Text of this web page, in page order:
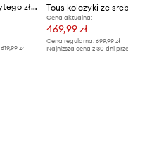
Tous kolczyki ze srebra pokrytego złotem Miranda
619,99 zł
Cena aktualna:
469,99 zł
Cena regularna: 699,99 zł
Najniższa cena z 30 dni przed obniżką: